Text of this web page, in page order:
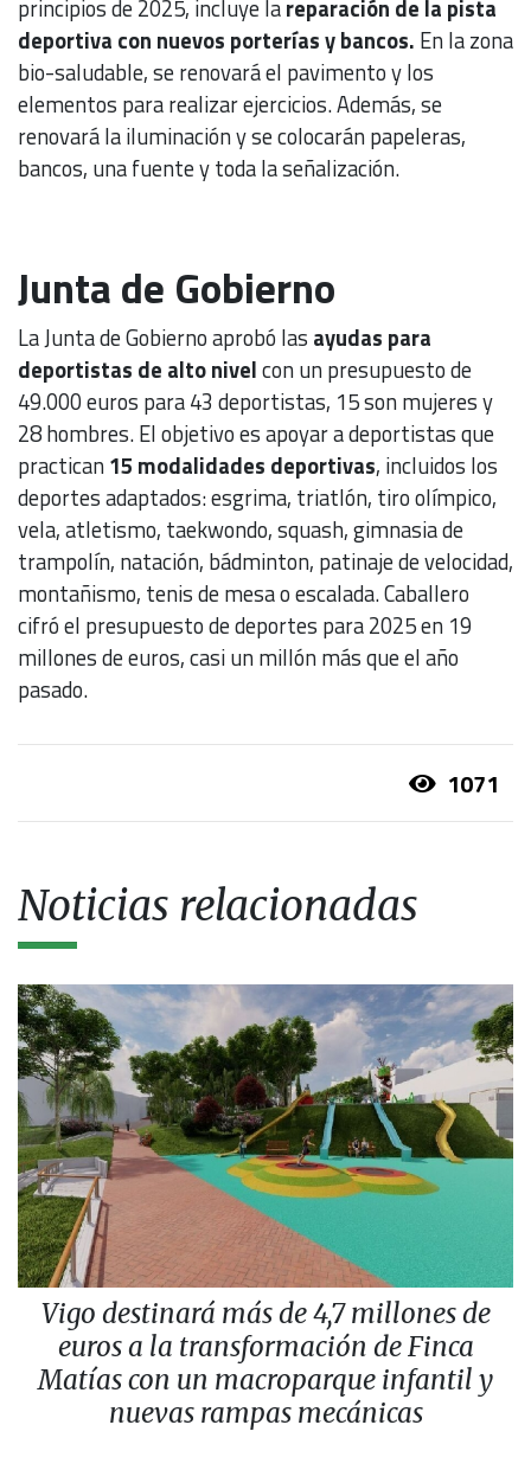
principios de 2025, incluye lareparación de la pista
deportiva con nuevos porterías y bancos. En la zona
bio-saludable, se renovará el pavimento y los
elementos para realizar ejercicios. Además, se
renovará la iluminación y se colocarán papeleras,
bancos, una fuente y toda la señalización.
Junta de Gobierno
La Junta de Gobierno aprobó las ayudas para
deportistas de alto nivelcon un presupuesto de
49.000 euros para 43 deportistas, 15 son mujeres y
28 hombres. El objetivo es apoyar a deportistas que
practican15 modalidades deportivas, incluidos los
deportes adaptados: esgrima, triatlón, tiro olímpico,
vela, atletismo, taekwondo, squash, gimnasia de
trampolín, natación, bádminton, patinaje de velocidad,
montañismo, tenis de mesa o escalada. Caballero
cifró el presupuesto de deportes para 2025 en 19
millones de euros, casi un millón más que el año
pasado.
1071
Noticias relacionadas
Vigo destinará más de 4,7 millones de
euros a la transformación de Finca
Matías con un macroparque infantil y
nuevas rampas mecánicas